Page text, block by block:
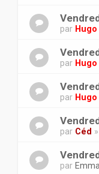
par
par
par
par Céd
par